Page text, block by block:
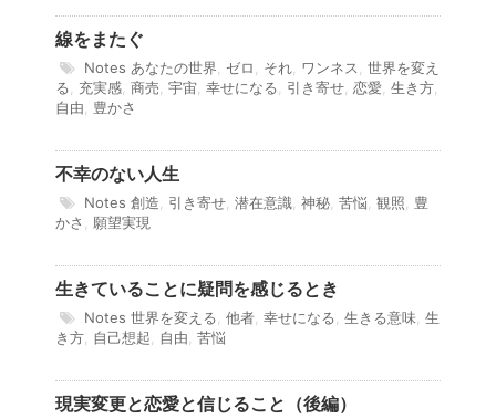
線をまたぐ
Notes あなたの世界 ゼロ それ ワンネス
世界を変え
る
充実感 商売 宇宙 幸せになる 引き寄せ 恋愛 生き方
自由
豊かさ
不幸のない人生
Notes 創造 引き寄せ 潜在意識 神秘 苦悩 観照
豊
かさ
願望実現
生きていることに疑問を感じるとき
Notes 世界を変える 他者 幸せになる 生きる意味 生
き方 自己想起 自由 苦悩
現実変更と恋愛と信じること（後編）